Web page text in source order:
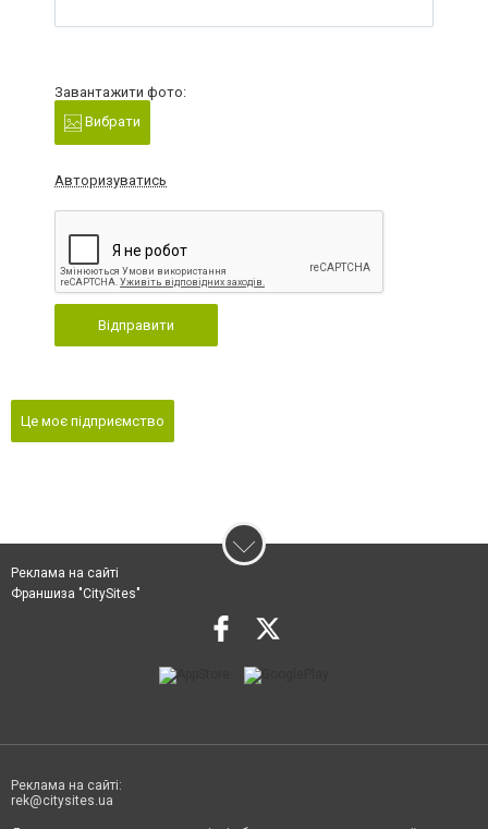
Завантажити фото:
Вибрати
Авторизуватись
Відправити
Це моє підприємство
Реклама на сайті
Франшиза "CitySites"
Реклама на сайті:
rek@citysites.ua